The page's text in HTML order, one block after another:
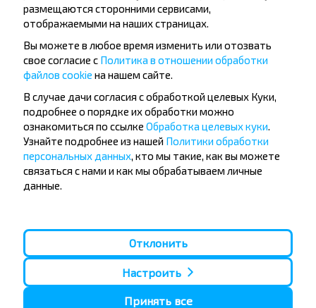
Хотите
путешествовать
дешевле?
Не пропусти специальные акции, скидки и
другие интересные предложения INFOBUS.
Подпишись на получение новостей и
путешествуй с нами дешевле!
размещаются сторонними сервисами,
отображаемыми на наших страницах.
Вы можете в любое время изменить или отозвать
свое согласие с Политика в отношении обработки
файлов cookie на нашем сайте.
В случае дачи согласия с обработкой целевых Куки,
подробнее о порядке их обработки можно
ознакомиться по ссылке Обработка целевых куки.
Узнайте подробнее из нашей Политики обработки
персональных данных, кто мы такие, как вы можете
связаться с нами и как мы обрабатываем личные
данные.
Отклонить
Настроить
Принять все